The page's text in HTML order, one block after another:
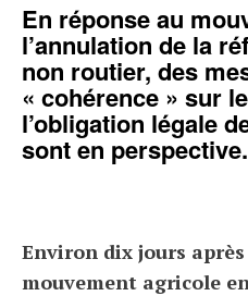
En réponse au
l’annulation de la
non routier, des
« cohérence » sur
l’obligation légale
sont en perspective.
Environ dix jours
mouvement agricole